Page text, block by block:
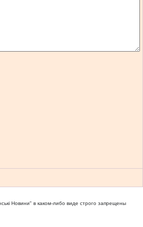
Новини" в каком-либо виде строго запрещены